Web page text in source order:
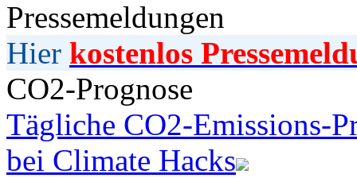
Pressemeldungen
Hier kostenlos
CO2-Prognose
Tägliche CO2-Emissions-
bei Climate Hacks